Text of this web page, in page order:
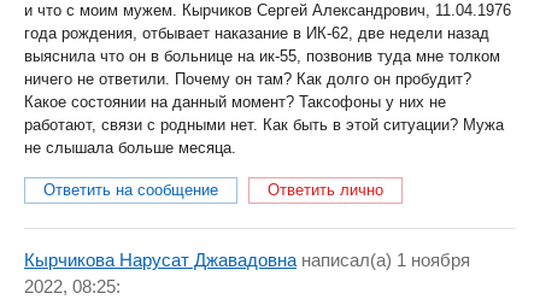
и что с моим мужем. Кырчиков Сергей Александрович, 11.04.1976
года рождения, отбывает наказание в ИК-62, две недели назад
выяснила что он в больнице на ик-55, позвонив туда мне толком
ничего не ответили. Почему он там? Как долго он пробудит?
Какое состоянии на данный момент? Таксофоны у них не
работают, связи с родными нет. Как быть в этой ситуации? Мужа
не слышала больше месяца.
Ответить на сообщение Ответить лично
Кырчикова Нарусат Джавадовна написал(a) 1 ноября
2022, 08:25: